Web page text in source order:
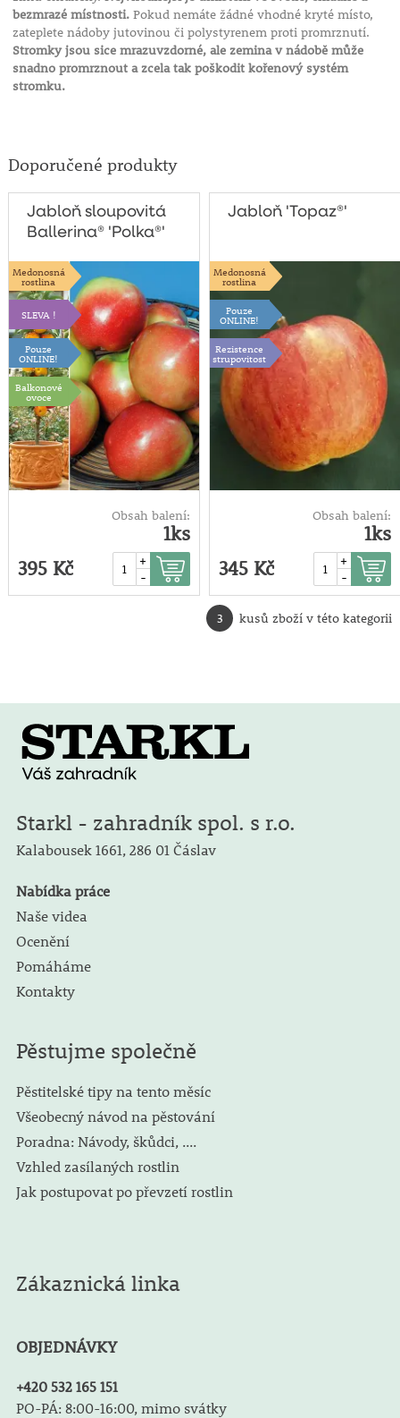
bezmrazé místnosti.Pokud nemáte žádné vhodné kryté místo,
zateplete nádoby jutovinou či polystyrenem proti promrznutí.
Stromky jsou sice mrazuvzdorné, ale zemina v nádobě může
snadno promrznout a zcela tak poškodit kořenový systém
stromku.
Doporučené produkty
Jabloň sloupovitá
Ballerina® 'Polka®'
Medonosná
rostlina
SLEVA !
Pouze
ONLINE!
Balkonové
ovoce
Obsah balení:
1ks
395 Kč
+
-
Jabloň 'Topaz®'
Medonosná
rostlina
Pouze
ONLINE!
Rezistence
strupovitost
Obsah balení:
1ks
345 Kč
+
-
3 kusů zboží v této kategorii
Starkl - zahradník spol. s r.o.
Kalabousek 1661, 286 01 Čáslav
Nabídka práce
Naše videa
Ocenění
Pomáháme
Kontakty
Pěstujme společně
Pěstitelské tipy na tento měsíc
Všeobecný návod na pěstování
Poradna: Návody, škůdci, ....
Vzhled zasílaných rostlin
Jak postupovat po převzetí rostlin
Zákaznická linka
OBJEDNÁVKY
+420 532 165 151
PO-PÁ: 8:00-16:00, mimo svátky